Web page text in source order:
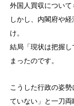
外国人買収について
しかし、内閣府や
け。
結局「現状は把握
まったのです。
こうした行政の姿
ていない」と一刀両